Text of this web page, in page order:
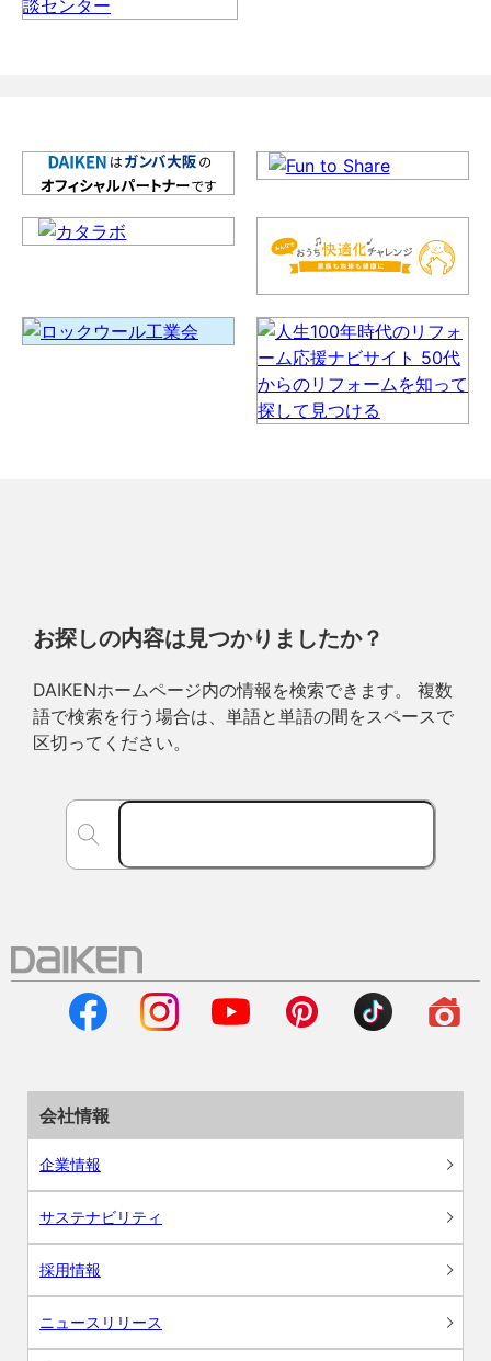
お探しの内容は見つかりましたか？
DAIKENホームページ内の情報を検索できます。 複数
語で検索を行う場合は、単語と単語の間をスペースで
区切ってください。
会社情報
企業情報
サステナビリティ
採用情報
ニュースリリース